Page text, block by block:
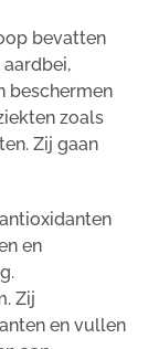
bevatten
beschermen
zoals
Zij gaan
en
Zij
en vullen